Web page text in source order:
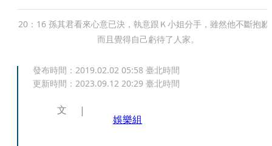
20：16 孫其君看來心意已決，執意跟Ｋ小姐分手，雖然他不斷抱歉
而且覺得自己虧待了人家。
發布時間： 2019.02.02 05:58 臺北時間
更新時間： 2023.09.12 20:29 臺北時間
文
娛樂組